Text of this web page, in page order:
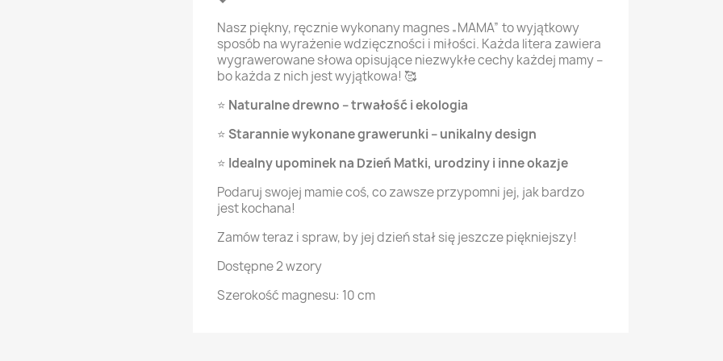
Nasz piękny, ręcznie wykonany magnes „MAMA” to wyjątkowy
sposób na wyrażenie wdzięczności i miłości. Każda litera zawiera
wygrawerowane słowa opisujące niezwykłe cechy każdej mamy –
bo każda z nich jest wyjątkowa! 🥰
⭐ Naturalne drewno – trwałość i ekologia
⭐Starannie wykonane grawerunki – unikalny design
⭐ Idealny upominek na Dzień Matki, urodziny i inne okazje
Podaruj swojej mamie coś, co zawsze przypomni jej, jak bardzo
jest kochana!
Zamów teraz i spraw, by jej dzień stał się jeszcze piękniejszy!
Dostępne 2 wzory
Szerokość magnesu: 10 cm